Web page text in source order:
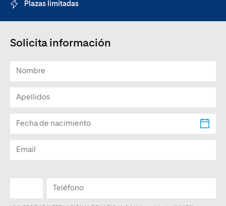
Plazas limitadas
Solicita información